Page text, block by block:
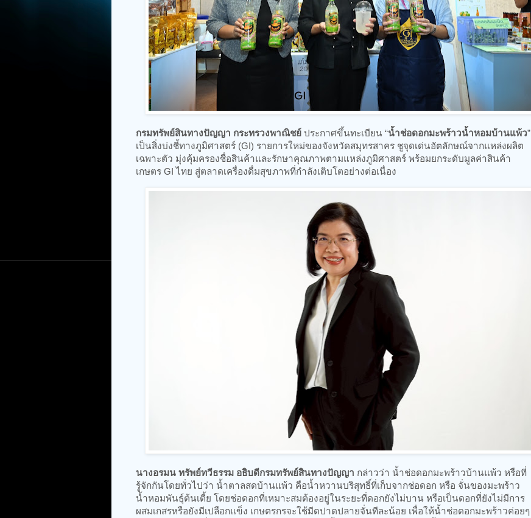
กรมทรัพย์สินทางปัญญา กระทรวงพาณิชย์ ประกาศขึ้นทะเบียน “น้ำช่อดอกมะพร้าวน้ำหอมบ้านแพ้ว”
เป็นสิ่งบ่งชี้ทางภูมิศาสตร์ (GI) รายการใหม่ของจังหวัดสมุทรสาคร ชูจุดเด่นอัตลักษณ์จากแหล่งผลิต
เฉพาะตัว มุ่งคุ้มครองชื่อสินค้าและรักษาคุณภาพตามแหล่งภูมิศาสตร์ พร้อมยกระดับมูลค่าสินค้า
เกษตร GI ไทย สู่ตลาดเครื่องดื่มสุขภาพที่กำลังเติบโตอย่างต่อเนื่อง
นางอรมน ทรัพย์ทวีธรรม อธิบดีกรมทรัพย์สินทางปัญญา กล่าวว่า น้ำช่อดอกมะพร้าวบ้านแพ้ว หรือที่
รู้จักกันโดยทั่วไปว่า น้ำตาลสดบ้านแพ้ว คือน้ำหวานบริสุทธิ์ที่เก็บจากช่อดอก หรือ จั่นของมะพร้าว
น้ำหอมพันธุ์ต้นเตี้ย โดยช่อดอกที่เหมาะสมต้องอยู่ในระยะที่ดอกยังไม่บาน หรือเป็นดอกที่ยังไม่มีการ
ผสมเกสรหรือยังมีเปลือกแข็ง เกษตรกรจะใช้มีดปาดปลายจั่นทีละน้อย เพื่อให้น้ำช่อดอกมะพร้าวค่อยๆ